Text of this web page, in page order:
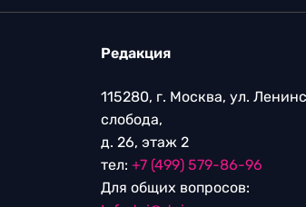
Редакция
115280, г. Москва, ул.
слобода,
д. 26, этаж 2
тел: +7 (499) 579-86-96
Для общих вопросов: